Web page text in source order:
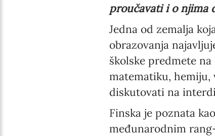
proučavati i o njima
Jedna od zemalja
obrazovanja
školske predmete
matematiku, hemiju,
diskutovati na
Finska je poznata
međunarodnim